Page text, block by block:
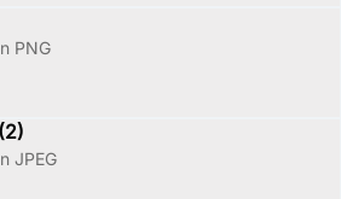
PNG
JPEG